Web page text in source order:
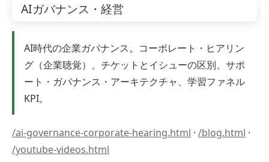
AIガバナンス・経営
AI時代の企業ガバナンス。コーポレート・ヒアリン
グ（企業聴覚）、チケットとイシューの区別、サポ
ート・ガバナンス・アーキテクチャ、学習ファネル
KPI。
/ai-governance-corporate-hearing.html · /blog.html ·
/youtube-videos.html